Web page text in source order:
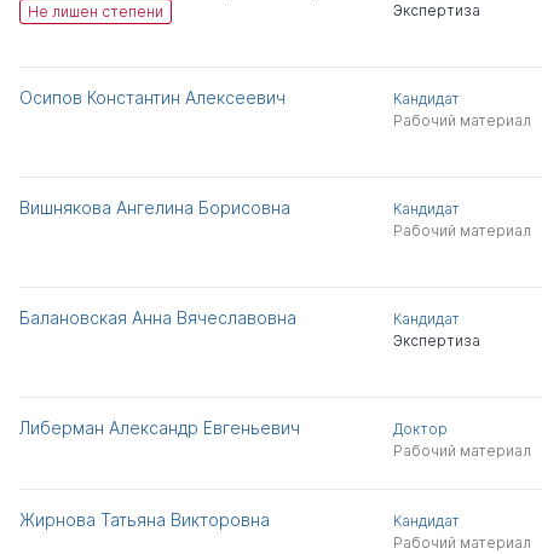
Не лишен степени
Экспертиза
Осипов Константин Алексеевич
Кандидат
Рабочий материал
Вишнякова Ангелина Борисовна
Кандидат
Рабочий материал
Балановская Анна Вячеславовна
Кандидат
Экспертиза
Либерман Александр Евгеньевич
Доктор
Рабочий материал
Жирнова Татьяна Викторовна
Кандидат
Рабочий материал